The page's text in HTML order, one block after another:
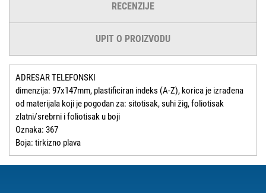
RECENZIJE
UPIT O PROIZVODU
ADRESAR TELEFONSKI
dimenzija: 97x147mm, plastificiran indeks (A-Z), korica je izrađena
od materijala koji je pogodan za: sitotisak, suhi žig, foliotisak
zlatni/srebrni i foliotisak u boji
Oznaka: 367
Boja: tirkizno plava